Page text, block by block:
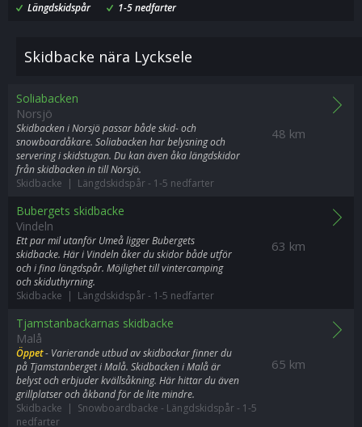
Längdskidspår 1-5 nedfarter
Skidbacke nära Lycksele
48 km
Soliabacken
Norsjö
Skidbacken i Norsjö passar både skid- och
snowboardåkare. Soliabacken har belysning och
servering i skidstugan. Du kan även åka längdskidor
från skidbacken in till Norsjö.
Skidbacke | Längdskidspår- 1-5 nedfarter
63 km
Bubergets skidbacke
Vindeln
Ett par mil utanför Umeå ligger Bubergets
skidbacke. Här i Vindeln åker du skidor både utför
och i fina längdspår. Möjlighet till vintercamping
och skiduthyrning.
Skidbacke | Längdskidspår- 1-5 nedfarter
65 km
Tjamstanbackarnas skidbacke
Malå
Öppet- Varierande utbud av skidbackar finner du
på Tjamstanberget i Malå. Skidbacken i Malå är
belyst och erbjuder kvällsåkning. Här hittar du även
grillplatser och åkband för de lite mindre.
Skidbacke | Snowboardbacke - Längdskidspår- 1-5
nedfarter